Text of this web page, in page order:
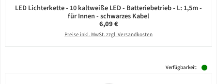
LED Lichterkette - 10 kaltweiße LED - Batteriebetrieb - L: 1,5m -
für Innen - schwarzes Kabel
Regulärer Preis:
6,09 €
Preise inkl. MwSt. zzgl. Versandkosten
Verfügbarkeit: